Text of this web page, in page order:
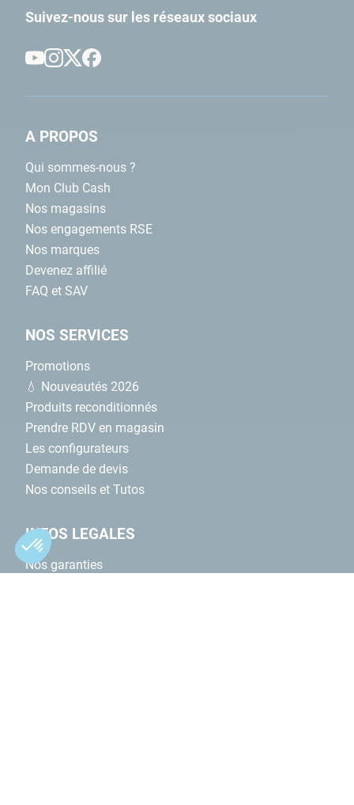
Suivez-nous sur les réseaux sociaux
A PROPOS
Qui sommes-nous ?
Mon Club Cash
Nos magasins
Nos engagements RSE
Nos marques
Devenez affilié
FAQ et SAV
NOS SERVICES
Promotions
💧 Nouveautés 2026
Produits reconditionnés
Prendre RDV en magasin
Les configurateurs
Demande de devis
Nos conseils et Tutos
INFOS LEGALES
Nos garanties